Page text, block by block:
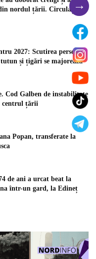
nordul țării. Circulația a
2027: Scutirea personală
și țigări se majorează
Cod Galben de instabilitate
centrul țării
Popan, transferate la
de ani a urcat beat la
într-un gard, la Edineț
→